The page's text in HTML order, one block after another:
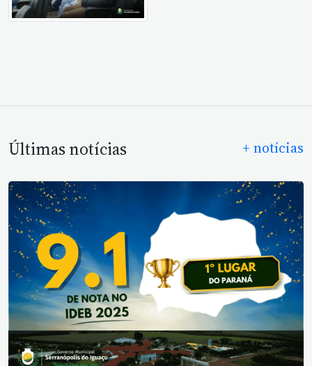
Últimas notícias + notícias